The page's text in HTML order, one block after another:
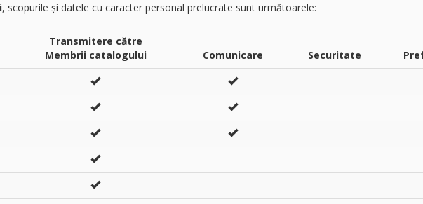
, scopurile și datele cu caracter personal prelucrate sunt următoarele:
Transmitere către
Membrii catalogului
Comunicare Securitate